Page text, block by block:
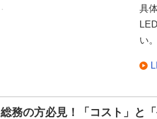
具
い。
総務の方必見！「コスト」と